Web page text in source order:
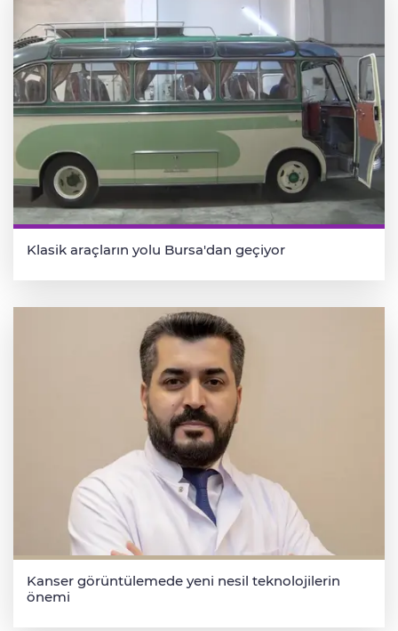
Klasik araçların yolu Bursa'dan geçiyor
Kanser görüntülemede yeni nesil teknolojilerin
önemi